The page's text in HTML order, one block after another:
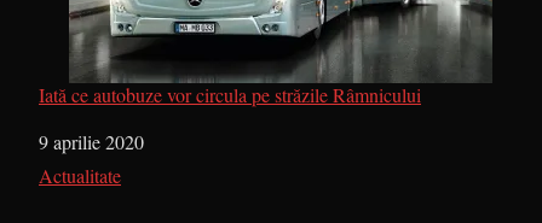
Iată ce autobuze vor circula pe străzile Râmnicului
Dată
9 aprilie 2020
În legătură cu
Actualitate